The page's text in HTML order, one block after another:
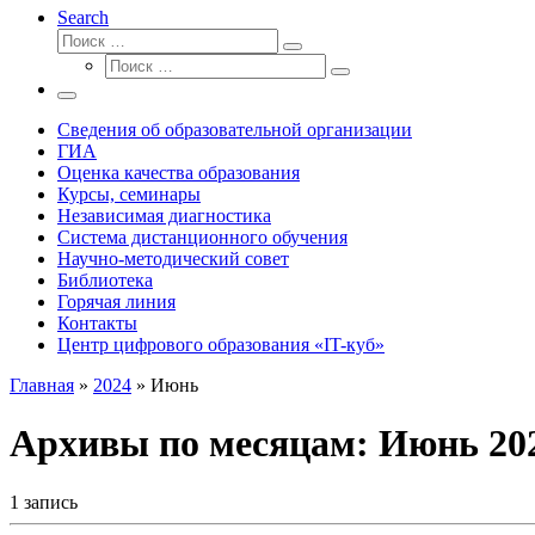
Search
Поиск
Поиск
Поиск
Поиск
Меню
Сведения об образовательной организации
ГИА
Оценка качества образования
Курсы, семинары
Независимая диагностика
Система дистанционного обучения
Научно-методический совет
Библиотека
Горячая линия
Контакты
Центр цифрового образования «IT-куб»
Главная » 2024 » Июнь
Архивы по месяцам: Июнь
1 запись